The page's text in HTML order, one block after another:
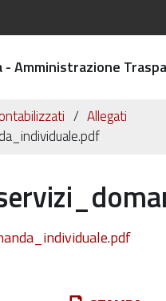
- Amministrazione
Allegati